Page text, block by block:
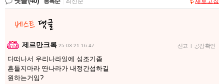
제르만크록 25-03-21 16:47 신고 | 공감 확인
다떠나서 우리나라일에 성조기좀
흔들지마라 딴나라가 내정간섭하길
원하는거임?